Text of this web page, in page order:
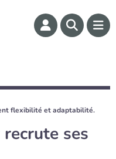
flexibilité et adaptabilité.
ses